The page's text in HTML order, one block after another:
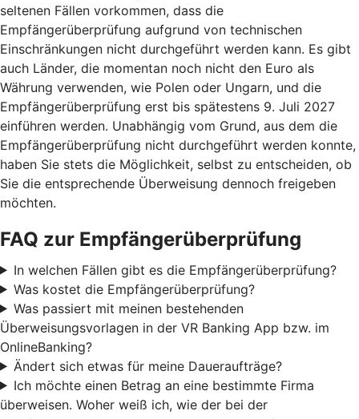
seltenen Fällen vorkommen, dass die
Empfängerüberprüfung aufgrund von technischen
Einschränkungen nicht durchgeführt werden kann. Es gibt
auch Länder, die momentan noch nicht den Euro als
Währung verwenden, wie Polen oder Ungarn, und die
Empfängerüberprüfung erst bis spätestens 9. Juli 2027
einführen werden. Unabhängig vom Grund, aus dem die
Empfängerüberprüfung nicht durchgeführt werden konnte,
haben Sie stets die Möglichkeit, selbst zu entscheiden, ob
Sie die entsprechende Überweisung dennoch freigeben
möchten.
FAQ zur Empfängerüberprüfung
In welchen Fällen gibt es die Empfängerüberprüfung?
Was kostet die Empfängerüberprüfung?
Was passiert mit meinen bestehenden
Überweisungsvorlagen in der VR Banking App bzw. im
OnlineBanking?
Ändert sich etwas für meine Daueraufträge?
Ich möchte einen Betrag an eine bestimmte Firma
überweisen. Woher weiß ich, wie der bei der